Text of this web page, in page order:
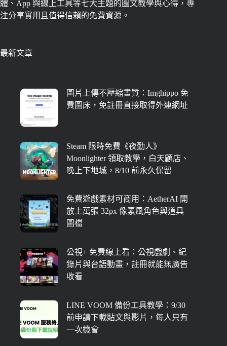
體、App 與線上工具等七大主題的圖文教學與心得，專
注分享實用且值得信賴的免費資源。
最新文章
圖片上傳不壓縮畫質：Imghippo 免
費圖床，免註冊直接取得外連網址
Steam 限時免費《夜勤人》
Moonlighter 領取教學，白天顧店、
晚上下地城，8/10 前永久保留
免費遊戲素材可商用：AetherAI 開
放上萬張 32px 像素風角色與道具
圖檔
公視+ 免費線上看：公視戲劇、紀
錄片與台語動畫，註冊就能無廣告
收看
LINE VOOM 備份工具教學：9/30
前申請下載貼文與影片，每人只有
一次機會